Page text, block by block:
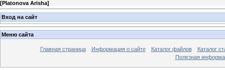
[Platonova Arisha]
Вход на сайт
Меню сайта
Главная страница Информация о сайте Каталог файлов
Каталог
Полезная